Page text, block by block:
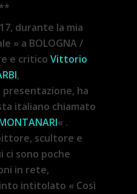
durante la mia
» a BOLOGNA /
e critico Vittorio
,
presentazione, ha
italiano chiamato
« .
scultore e
ci sono poche
in rete,
intitolato « Così